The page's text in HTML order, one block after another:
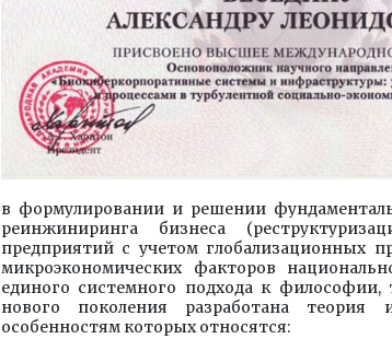
в формулировании и решении
реинжиниринга бизнеса
предприятий с учетом глобализационных
микроэкономических факторов
единого системного подхода к
нового поколения разработана
особенностям которых относятся: